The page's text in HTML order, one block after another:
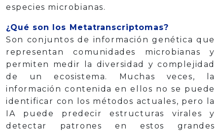
especies microbianas.
¿Qué son los Metatranscriptomas?
Son conjuntos de información genética que
representan comunidades microbianas y
permiten medir la diversidad y complejidad
de un ecosistema. Muchas veces, la
información contenida en ellos no se puede
identificar con los métodos actuales, pero la
IA puede predecir estructuras virales y
detectar patrones en estos grandes